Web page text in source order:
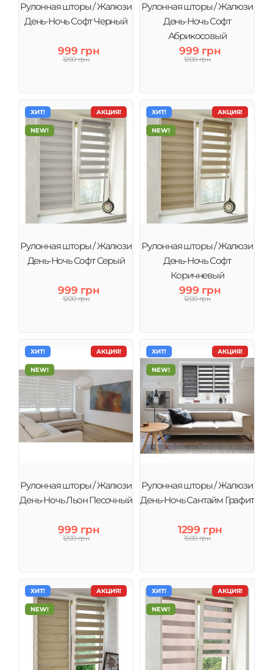
Рулонная шторы / Жалюзи
День-Ночь Софт Черный
999 грн
1200 грн
Рулонная шторы / Жалюзи
День-Ночь Софт
Абрикосовый
999 грн
1200 грн
АКЦИЯ!
ХИТ!
NEW!
Рулонная шторы / Жалюзи
День-Ночь Софт Серый
999 грн
1200 грн
АКЦИЯ!
ХИТ!
NEW!
Рулонная шторы / Жалюзи
День-Ночь Софт
Коричневый
999 грн
1200 грн
АКЦИЯ!
ХИТ!
NEW!
Рулонная шторы / Жалюзи
День-Ночь Льон Песочный
999 грн
1200 грн
АКЦИЯ!
ХИТ!
NEW!
Рулонная шторы / Жалюзи
День-Ночь Сантайм Графит
1299 грн
1500 грн
АКЦИЯ!
ХИТ!
NEW!
АКЦИЯ!
ХИТ!
NEW!